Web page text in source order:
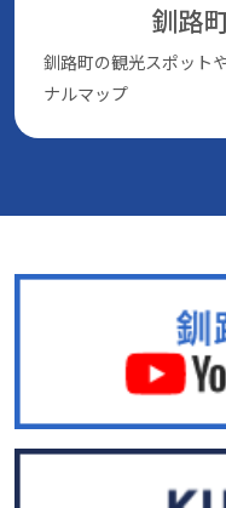
釧路
釧路町の観光スポット
ナルマップ